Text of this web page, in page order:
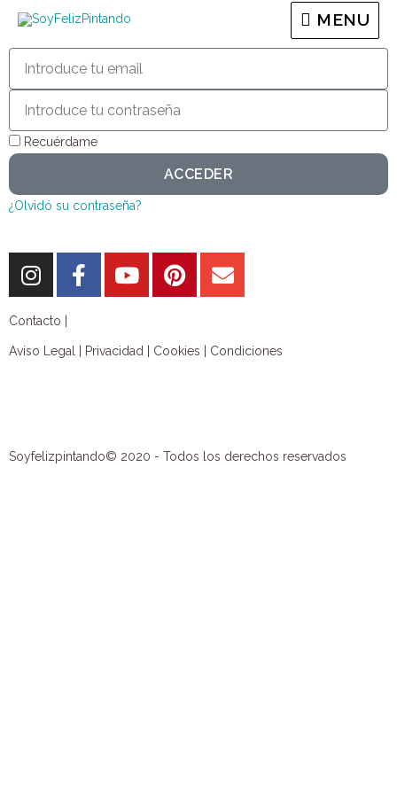
MENU
Recuérdame
ACCEDER
¿Olvidó su contraseña?
Soyfelizpintando© 2020 - Todos los derechos reservados
Contacto |
Aviso Legal Privacidad Cookies Condiciones